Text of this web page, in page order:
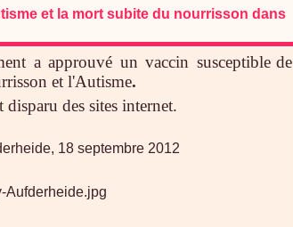
et la mort subite du nourrisson dans
a approuvé un vaccin susceptible de
et l'Autisme.
des sites internet.
18 septembre 2012